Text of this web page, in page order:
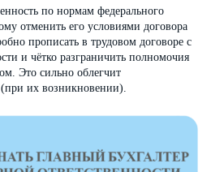
по нормам федерального
отменить его условиями договора
прописать в трудовом договоре с
и чётко разграничить полномочия
Это сильно облегчит
(при их возникновении).